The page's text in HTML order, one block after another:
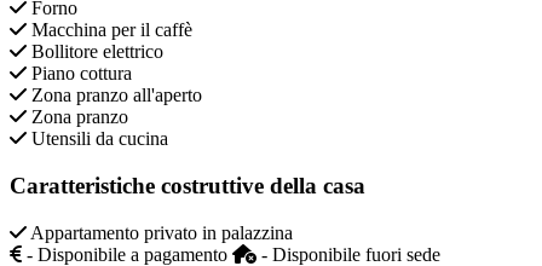
Forno
Macchina per il caffè
Bollitore elettrico
Piano cottura
Zona pranzo all'aperto
Zona pranzo
Utensili da cucina
Caratteristiche costruttive della casa
Appartamento privato in palazzina
- Disponibile a pagamento
- Disponibile fuori sede